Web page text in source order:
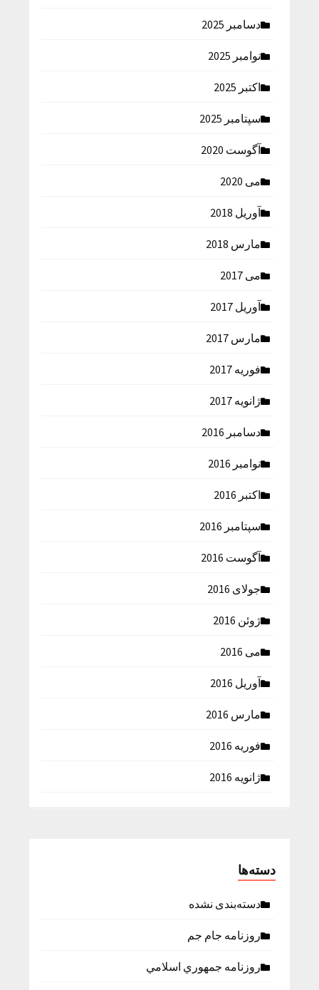
دسامبر 2025
نوامبر 2025
اکتبر 2025
سپتامبر 2025
آگوست 2020
می 2020
آوریل 2018
مارس 2018
می 2017
آوریل 2017
مارس 2017
فوریه 2017
ژانویه 2017
دسامبر 2016
نوامبر 2016
اکتبر 2016
سپتامبر 2016
آگوست 2016
جولای 2016
ژوئن 2016
می 2016
آوریل 2016
مارس 2016
فوریه 2016
ژانویه 2016
دسته‌ها
دسته‌بندی نشده
روزنامه جام جم
روزنامه جمهوري اسلامي